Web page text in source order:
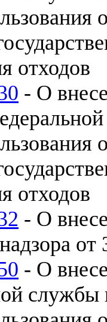
отходов
- О
отходов
- О
- О
службы